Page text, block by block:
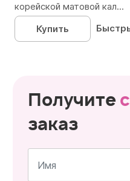
корейской матовой кал...
Купить
Получите
заказ